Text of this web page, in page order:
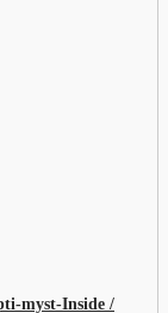
myst-Inside /